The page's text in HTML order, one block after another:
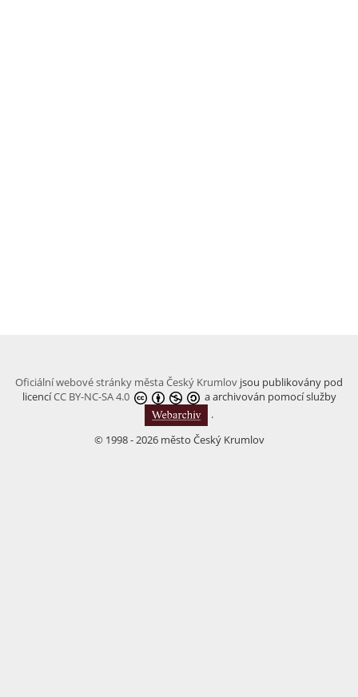
Oficiální webové stránky města Český Krumlov jsou publikovány pod
licencíCC BY-NC-SA 4.0
a archivován pomocí služby
.
© 1998 - 2026 město Český Krumlov